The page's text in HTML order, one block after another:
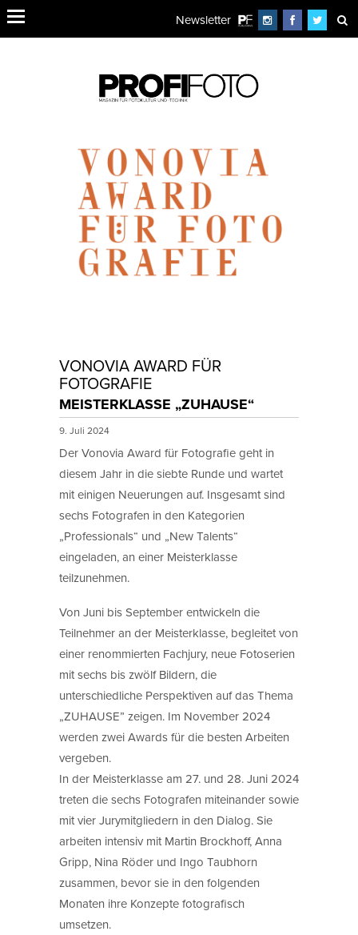
Newsletter
VONOVIA AWARD FÜR
FOTOGRAFIE
MEISTERKLASSE „ZUHAUSE“
9. Juli 2024
Der Vonovia Award für Fotografie geht in
diesem Jahr in die siebte Runde und wartet
mit einigen Neuerungen auf. Insgesamt sind
sechs Fotografen in den Kategorien
„Professionals“ und „New Talents“
eingeladen, an einer Meisterklasse
teilzunehmen.
Von Juni bis September entwickeln die
Teilnehmer an der Meisterklasse, begleitet von
einer renommierten Fachjury, neue Fotoserien
mit sechs bis zwölf Bildern, die
unterschiedliche Perspektiven auf das Thema
„ZUHAUSE” zeigen. Im November 2024
werden zwei Awards für die besten Arbeiten
vergeben.
In der Meisterklasse am 27. und 28. Juni 2024
treten die sechs Fotografen miteinander sowie
mit vier Jurymitgliedern in den Dialog. Sie
arbeiten intensiv mit Martin Brockhoff, Anna
Gripp, Nina Röder und Ingo Taubhorn
zusammen, bevor sie in den folgenden
Monaten ihre Konzepte fotografisch
umsetzen.